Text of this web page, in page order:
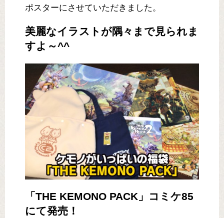
ポスターにさせていただきました。
美麗なイラストが隅々まで見られま
すよ～^^
「THE KEMONO PACK」コミケ85
にて発売！